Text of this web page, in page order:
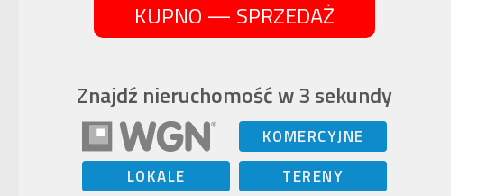
KUPNO — SPRZEDAŻ
Znajdź nieruchomość w 3 sekundy
KOMERCYJNE
LOKALE
TERENY